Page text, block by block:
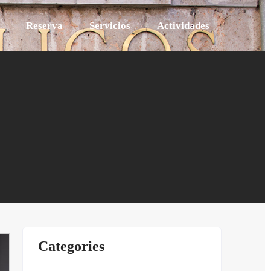
Reserva Servicios Actividades
Categories